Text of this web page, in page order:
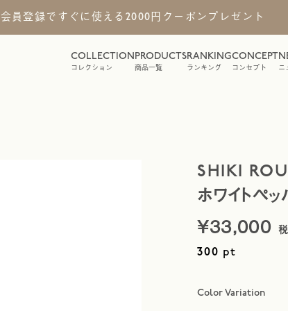
会員登録ですぐに使える2000円クーポンプレゼント
COLLECTION
コレクション
PRODUCTS
商品一覧
RANKING
ランキング
CONCEPT
コンセプト ニ
SHIKI
ホワイトペッ
¥33,000
300 pt